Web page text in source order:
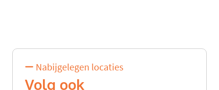
Nabijgelegen locaties
Volg ook